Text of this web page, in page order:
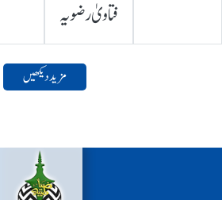
فتاویٰ رضویہ
مزید دیکھیں